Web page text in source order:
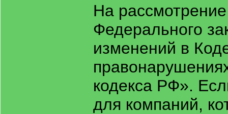
На
Федерального
изменений в
кодекса РФ».
для компаний,